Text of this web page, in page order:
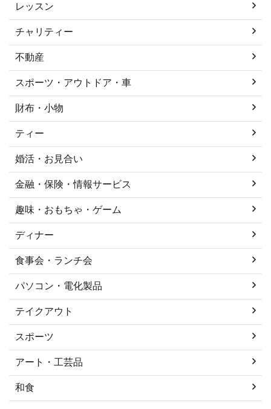
レッスン
チャリティー
不動産
スポーツ・アウトドア・車
財布・小物
ティー
婚活・お見合い
金融・保険・情報サービス
趣味・おもちゃ・ゲーム
ディナー
食事会・ランチ会
パソコン・電化製品
テイクアウト
スポーツ
アート・工芸品
和食